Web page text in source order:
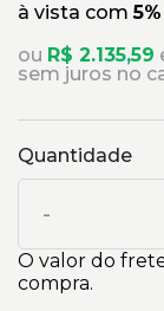
à vista com
ou R$ 2.135,59
sem juros no
Quantidade
-
O valor do
compra.